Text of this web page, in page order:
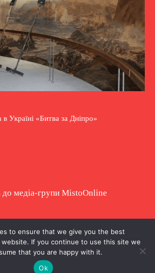
Україні «Битва за Дніпро»
медіа-групи MistoOnline
використання матеріалу
можна з гіперпосиланням.
to ensure that we give you the best
If you continue to use this site we
that you are happy with it.
Ok